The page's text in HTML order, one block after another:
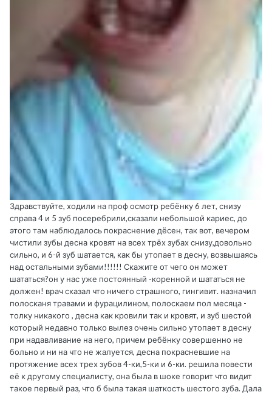
Здравствуйте, ходили на проф осмотр ребёнку 6 лет, снизу
справа 4 и 5 зуб посеребрили,сказали небольшой кариес, до
этого там наблюдалось покраснение дёсен, так вот, вечером
чистили зубы десна кровят на всех трёх зубах снизу,довольно
сильно, и 6-й зуб шатается, как бы утопает в десну, возвышаясь
над остальными зубами!!!!!! Скажите от чего он может
шататься?он у нас уже постоянный -коренной и шататься не
должен! врач сказал что ничего страшного, гингивит. назначил
полосканя травами и фурацилином, полоскаем пол месяца -
толку никакого , десна как кровили так и кровят, и зуб шестой
который недавно только вылез очень сильно утопает в десну
при надавливание на него, причем ребёнку совершенно не
больно и ни на что не жалуется, десна покрасневшие на
протяжение всех трех зубов 4-ки,5-ки и 6-ки. решила повести
её к другому специалисту, она была в шоке говорит что видит
такое первый раз, что б была такая шаткость шестого зуба. Дала